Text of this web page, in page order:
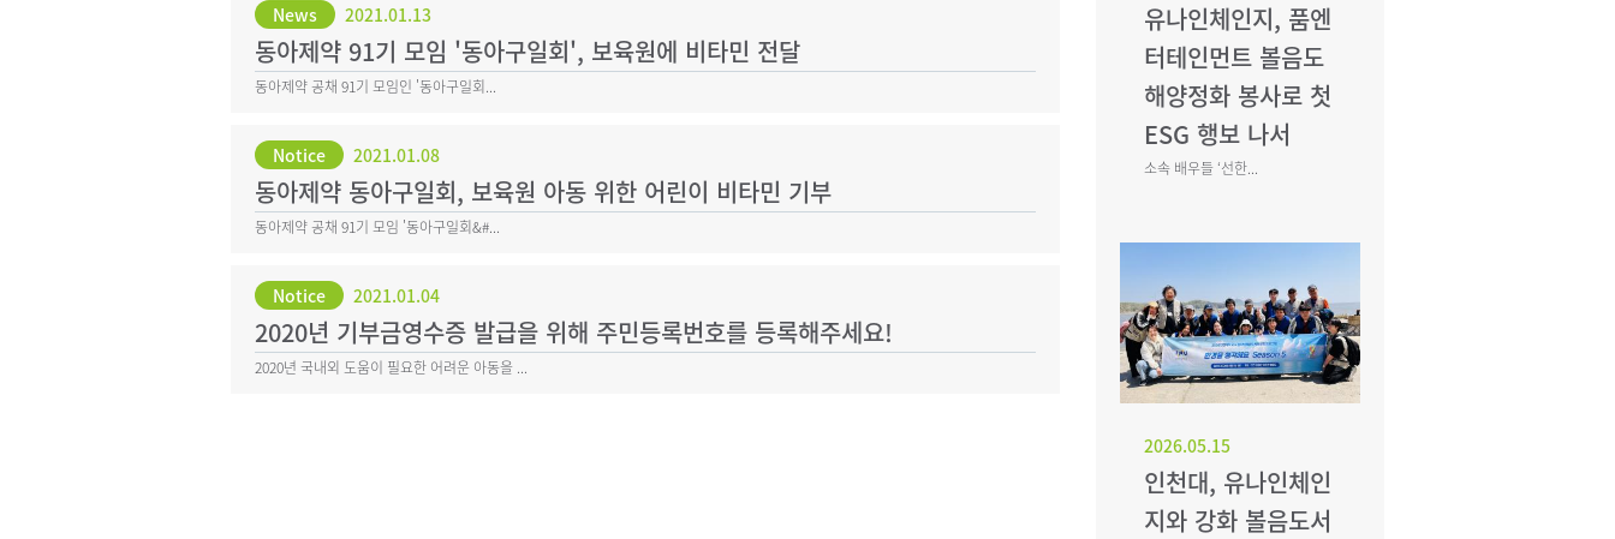
News 2021.01.13
동아제약 91기 모임 '동아구일회', 보육원에 비타민 전달
동아제약 공채 91기 모임인 '동아구일회...
Notice 2021.01.08
동아제약 동아구일회, 보육원 아동 위한 어린이 비타민 기부
동아제약 공채 91기 모임 '동아구일회&#...
Notice 2021.01.04
2020년 기부금영수증 발급을 위해 주민등록번호를 등록해주세요!
2020년 국내외 도움이 필요한 어려운 아동을 ...
유나인체인지, 품엔
터테인먼트 볼음도
해양정화 봉사로 첫
ESG 행보 나서
소속 배우들 ‘선한...
2026.05.15
인천대, 유나인체인
지와 강화 볼음도서